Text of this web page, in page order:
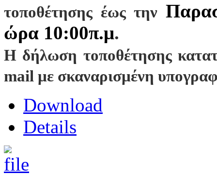
τοποθέτησης έως την
ώρα 10:00π.μ.
Η δήλωση τοποθέτησης
mail με σκαναρισμένη
Download
Details